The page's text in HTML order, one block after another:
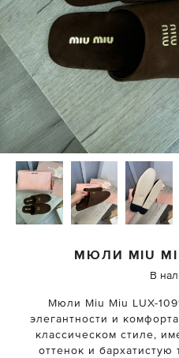
МЮЛИ MIU
В
Мюли Miu Miu LUX-
элегантности и
классическом стиле,
оттенок и бархатистую